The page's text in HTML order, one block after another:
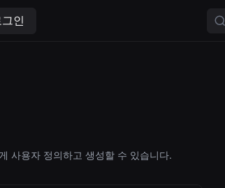
그인
사용자 정의하고 생성할 수 있습니다.